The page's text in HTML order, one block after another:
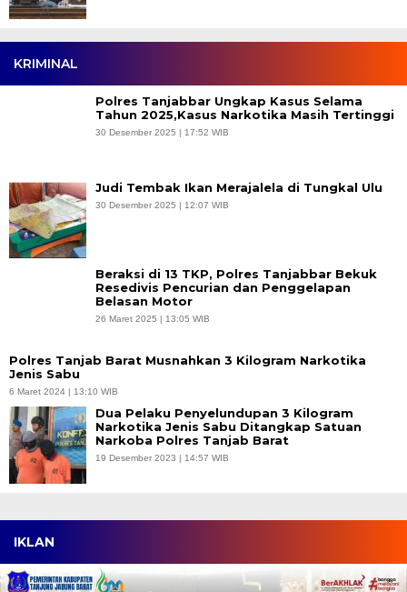
KRIMINAL
Polres Tanjabbar Ungkap Kasus Selama
Tahun 2025,Kasus Narkotika Masih Tertinggi
30 Desember 2025 | 17:52 WIB
Judi Tembak Ikan Merajalela di Tungkal Ulu
30 Desember 2025 | 12:07 WIB
Beraksi di 13 TKP, Polres Tanjabbar Bekuk
Resedivis Pencurian dan Penggelapan
Belasan Motor
26 Maret 2025 | 13:05 WIB
Polres Tanjab Barat Musnahkan 3 Kilogram Narkotika
Jenis Sabu
6 Maret 2024 | 13:10 WIB
Dua Pelaku Penyelundupan 3 Kilogram
Narkotika Jenis Sabu Ditangkap Satuan
Narkoba Polres Tanjab Barat
19 Desember 2023 | 14:57 WIB
IKLAN